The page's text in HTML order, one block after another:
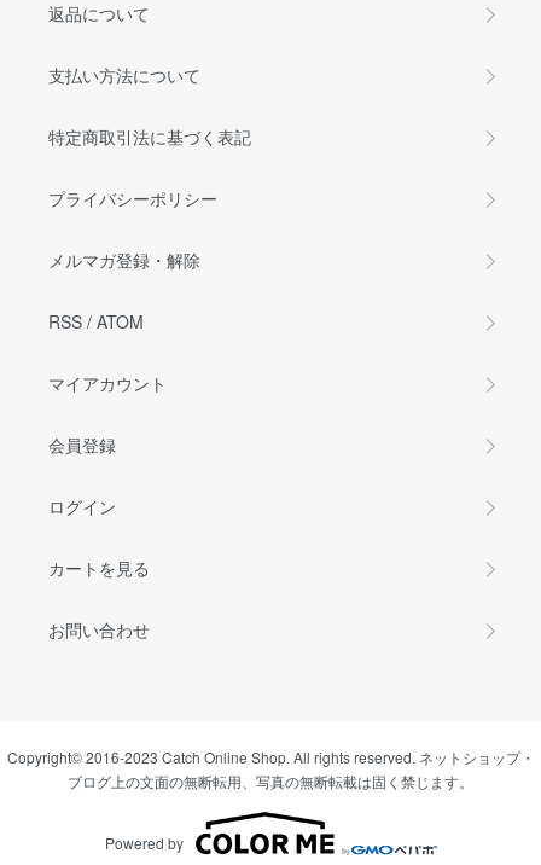
返品について
支払い方法について
特定商取引法に基づく表記
プライバシーポリシー
メルマガ登録・解除
RSS / ATOM
マイアカウント
会員登録
ログイン
カートを見る
お問い合わせ
Copyright© 2016-2023 Catch Online Shop. All rights reserved. ネットショップ・
ブログ上の文面の無断転用、写真の無断転載は固く禁じます。
Powered by